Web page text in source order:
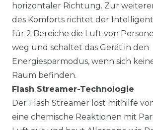
horizontaler Richtung. Zur
des Komforts richtet der Intelligent
für 2 Bereiche die Luft von
weg und schaltet das Gerät in den
Energiesparmodus, wenn sich
Raum befinden.
Flash Streamer-Technologie
Der Flash Streamer löst mithilfe
eine chemische Reaktionen mit